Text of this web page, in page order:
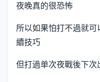
夜晚真的很恐怖
所以如果怕打不過就
續技巧
但打過单次夜戰後下